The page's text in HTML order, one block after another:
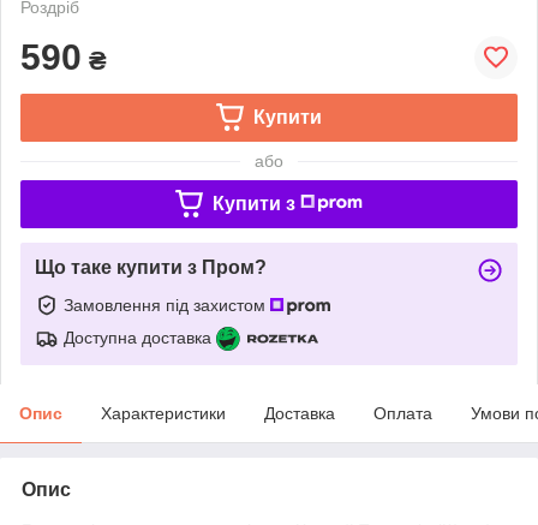
Роздріб
590 ₴
Купити
або
Купити з
Що таке купити з Пром?
Замовлення під захистом
Доступна доставка
Опис Характеристики Доставка Оплата Умови
Опис